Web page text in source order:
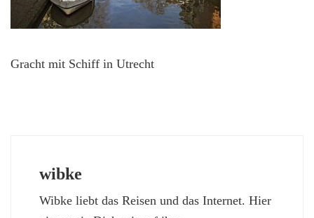
Gracht mit Schiff in Utrecht
wibke
Wibke liebt das Reisen und das Internet. Hier